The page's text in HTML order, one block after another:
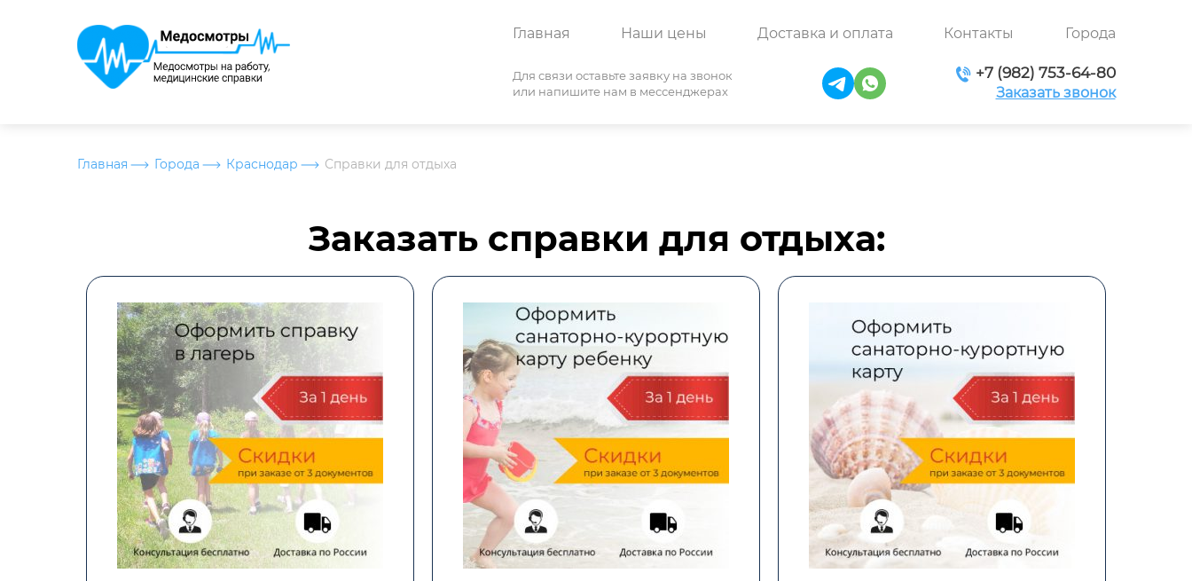
Главная Наши цены Доставка и оплата Контакты Города
Для связи оставьте заявку на звонок
или напишите нам в мессенджерах
+7 (982) 753-64-80
Заказать звонок
Главная Города Краснодар Справки для отдыха
Заказать справки для отдыха: